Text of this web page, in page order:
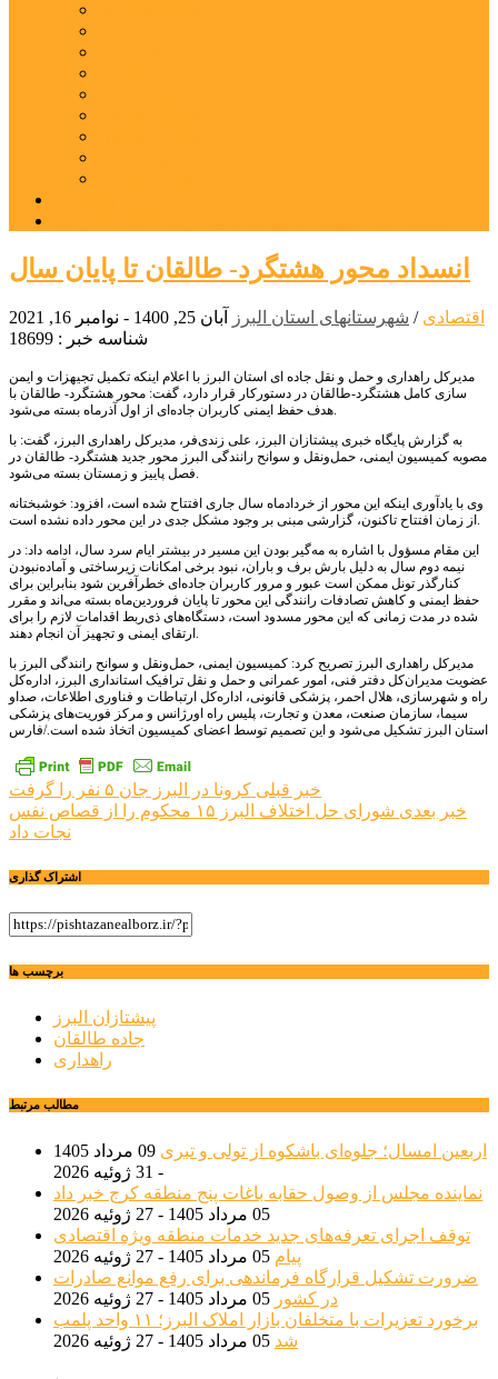
انسداد محور هشتگرد- طالقان تا پایان سال
اقتصادی / شهرستانهای استان البرز
آبان 25, 1400 - نوامبر 16, 2021
شناسه خبر : 18699
مدیرکل راهداری و حمل و نقل جاده ای استان البرز با اعلام اینکه تکمیل تجیهزات و ایمن
سازی کامل هشتگرد-طالقان در دستورکار قرار دارد، گفت: محور هشتگرد- طالقان با
هدف حفظ ایمنی کاربران جاده‌ای از اول آذرماه بسته می‌شود.
به گزارش پایگاه خبری پیشتازان البرز، علی زندی‌فر، مدیرکل راهداری البرز، گفت: با
مصوبه کمیسیون ایمنی، حمل‌ونقل و سوانح رانندگی البرز محور جدید هشتگرد- طالقان در
فصل پاییز و زمستان بسته می‌شود.
وی با یادآوری اینکه این محور از خردادماه سال جاری افتتاح شده است، افزود: خوشبختانه
از زمان افتتاح تاکنون، گزارشی مبنی بر وجود مشکل جدی در این محور داده نشده است.
این مقام مسؤول با اشاره به مه‌گیر بودن این مسیر در بیشتر ایام سرد سال، ادامه داد: در
نیمه دوم سال به دلیل بارش برف و باران، نبود برخی امکانات زیرساختی و آماده‌نبودن
کنارگذر تونل ممکن است عبور و مرور کاربران جاده‌ای خطرآفرین شود بنابراین برای
حفظ ایمنی و کاهش تصادفات رانندگی این محور تا پایان فروردین‌ماه بسته می‌‌اند و مقرر
شده در مدت زمانی که این محور مسدود است، دستگاه‌های ذی‌ربط اقدامات لازم را برای
ارتقای ایمنی و تجهیز آن انجام دهند.
مدیرکل راهداری البرز تصریح کرد: کمیسیون ایمنی، حمل‌ونقل و سوانح رانندگی البرز با
عضویت مدیران‌کل دفتر فنی، امور عمرانی و حمل و نقل ترافیک استانداری البرز، اداره‌کل
راه و شهرسازی، هلال احمر، پزشکی قانونی، اداره‌کل ارتباطات و فناوری اطلاعات، صداو
سیما، سازمان صنعت، معدن و تجارت، پلیس راه اورژانس و مرکز فوریت‌های پزشکی
استان البرز تشکیل می‌شود و این تصمیم توسط اعضای کمیسیون اتخاذ شده است./فارس
راهبری
نوشته
خبر قبلی کرونا در البرز جان ۵ نفر را گرفت
خبر بعدی
شورای حل اختلاف البرز ۱۵ محکوم را از قصاص نفس
نجات داد
اشتراک گذاری
برچسب ها
پیشتازان البرز
جاده طالقان
راهداری
مطالب مرتبط
اربعین امسال؛ جلوه‌ای باشکوه از تولی و تبری
09 مرداد 1405
- 31 ژوئیه 2026
نماینده مجلس از وصول حقابه باغات پنج منطقه کرج خبر داد
05 مرداد 1405 - 27 ژوئیه 2026
توقف اجرای تعرفه‌های جدید خدمات منطقه ویژه اقتصادی
پیام 05 مرداد 1405 - 27 ژوئیه 2026
ضرورت تشکیل قرارگاه فرماندهی برای رفع موانع صادرات
در کشور 05 مرداد 1405 - 27 ژوئیه 2026
برخورد تعزیرات با متخلفان بازار املاک البرز؛ ۱۱ واحد پلمب
شد 05 مرداد 1405 - 27 ژوئیه 2026